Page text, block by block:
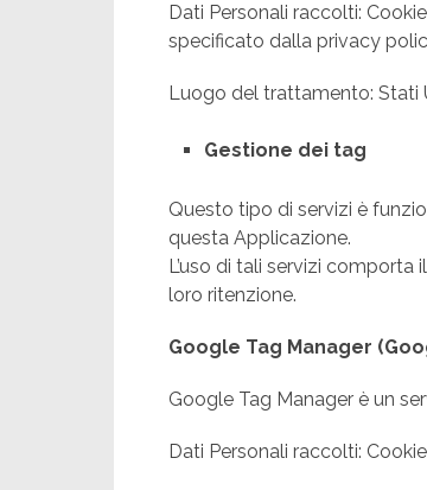
Dati Personali raccolti:
specificato dalla privacy
Luogo del trattamento: Stati
Gestione dei tag
Questo tipo di servizi è
questa Applicazione.
L’uso di tali servizi comporta
loro ritenzione.
Google Tag Manager
Google Tag Manager è un
Dati Personali raccolti: